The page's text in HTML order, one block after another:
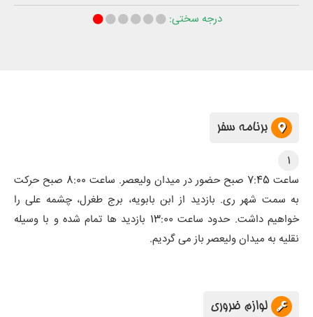
درجه سختی:
برنامه سفر
1
ساعت 7:45 صبح حضور در میدان ولیعصر. ساعت 8:00 صبح حرکت
به سمت شهر ری. بازدید از ابن بابویه، برج طغرل، چشمه علی را
خواهیم داشت. حدود ساعت 13:00 بازدید ها تمام شده و با وسیله
نقلیه به میدان ولیعصر باز می گردیم.
لوازم ضروری